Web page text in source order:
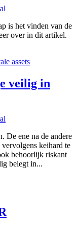
is het vinden van de
over in dit artikel.
veilig in
De ene na de andere
keihard te
behoorlijk riskant
belegt in...